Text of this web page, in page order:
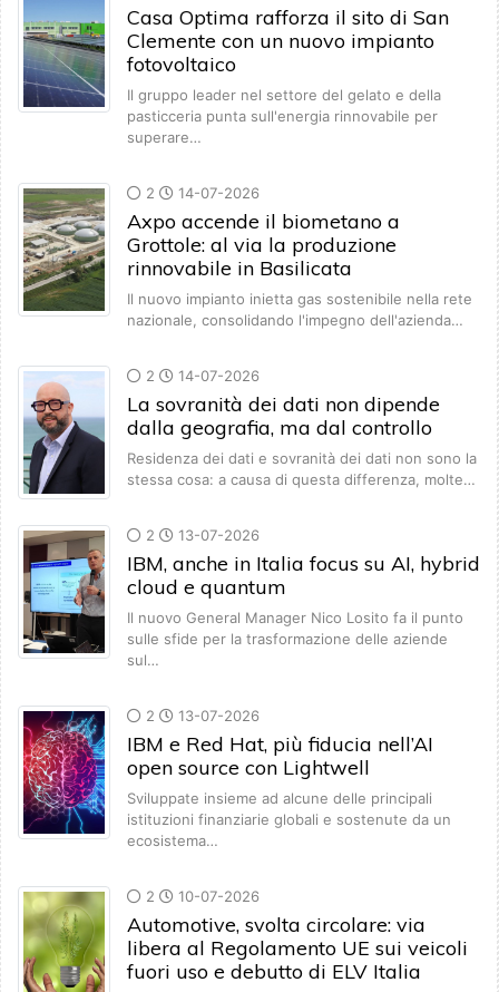
Casa Optima rafforza il sito di San
Clemente con un nuovo impianto
fotovoltaico
Il gruppo leader nel settore del gelato e della
pasticceria punta sull'energia rinnovabile per
superare…
2 14-07-2026
Axpo accende il biometano a
Grottole: al via la produzione
rinnovabile in Basilicata
Il nuovo impianto inietta gas sostenibile nella rete
nazionale, consolidando l'impegno dell'azienda…
2 14-07-2026
La sovranità dei dati non dipende
dalla geografia, ma dal controllo
Residenza dei dati e sovranità dei dati non sono la
stessa cosa: a causa di questa differenza, molte…
2 13-07-2026
IBM, anche in Italia focus su AI, hybrid
cloud e quantum
Il nuovo General Manager Nico Losito fa il punto
sulle sfide per la trasformazione delle aziende
sul…
2 13-07-2026
IBM e Red Hat, più fiducia nell’AI
open source con Lightwell
Sviluppate insieme ad alcune delle principali
istituzioni finanziarie globali e sostenute da un
ecosistema…
2 10-07-2026
Automotive, svolta circolare: via
libera al Regolamento UE sui veicoli
fuori uso e debutto di ELV Italia